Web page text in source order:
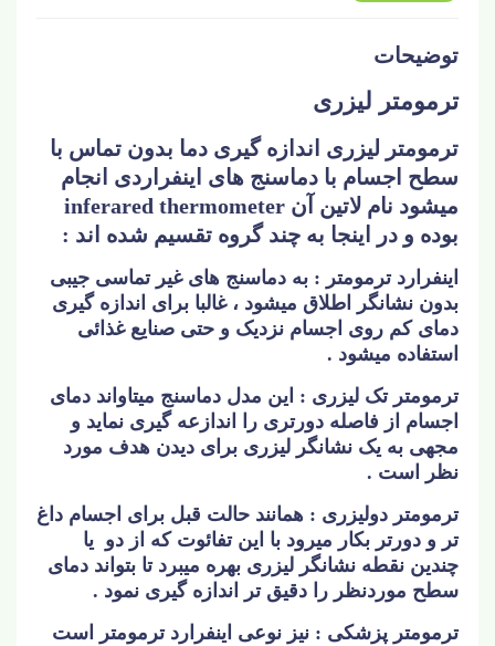
توضیحات
ترمومتر لیزری
ترمومتر لیزری اندازه گیری دما بدون تماس با
سطح اجسام با دماسنج های اینفراردی انجام
میشود نام لاتین آن inferared thermometer
بوده و در اینجا به چند گروه تقسیم شده اند :
اینفرارد ترمومتر : به دماسنج های غیر تماسی جیبی
بدون نشانگر اطلاق میشود ، غالبا برای اندازه گیری
دمای کم روی اجسام نزدیک و حتی صنایع غذائی
استفاده میشود .
ترمومتر تک لیزری : این مدل دماسنج میتاواند دمای
اجسام از فاصله دورتری را اندازعه گیری نماید و
مجهی به یک نشانگر لیزری برای دیدن هدف مورد
نظر است .
ترمومتر دولیزری : همانند حالت قبل برای اجسام داغ
تر و دورتر بکار میرود با این تفائوت که از دو یا
چندین نقطه نشانگر لیزری بهره میبرد تا بتواند دمای
سطح موردنظر را دقیق تر اندازه گیری نمود .
ترمومتر پزشکی : نیز نوعی اینفرارد ترمومتر است